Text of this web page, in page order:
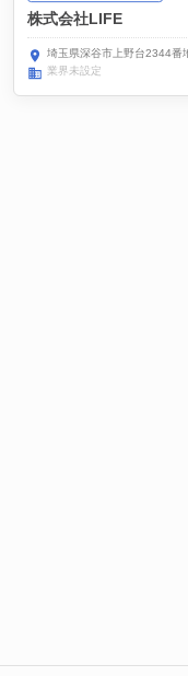
株式会社LIFE
埼玉県深谷市上野台2344番
業界未設定